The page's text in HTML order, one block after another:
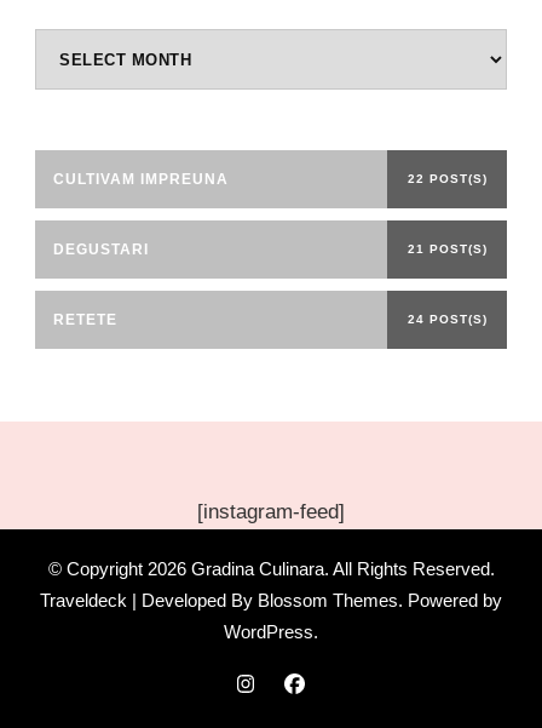
CULTIVAM IMPREUNA 22 POST(S)
DEGUSTARI 21 POST(S)
RETETE 24 POST(S)
[instagram-feed]
© Copyright 2026 Gradina Culinara. All Rights Reserved.
Traveldeck | Developed By Blossom Themes. Powered by
WordPress.